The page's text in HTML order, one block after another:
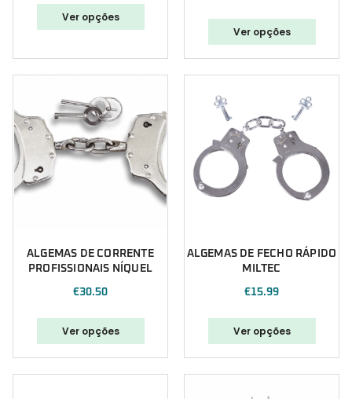
Ver opções
Ver opções
ALGEMAS DE CORRENTE
PROFISSIONAIS NÍQUEL
€30.50
Ver opções
ALGEMAS DE FECHO RÁPIDO
MILTEC
€15.99
Ver opções